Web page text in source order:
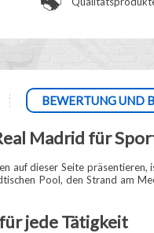
BEWERTUNG UND
Madrid für
auf dieser Seite
Pool, den Strand am
jede Tätigkeit